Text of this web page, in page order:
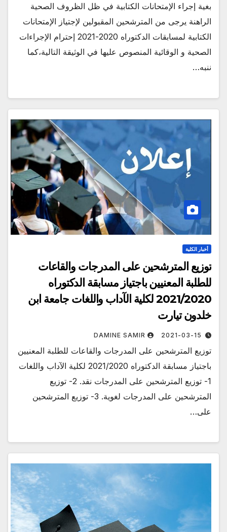
بغية إجراء الإمتحانات الكتابية في ظل الظروف الصحية
الراهنة يرجى من المترشحين المقبولين لإجتياز الإمتحانات
الكتابية لمسابقات الدكتوراه 2020-2021 إحترام الإجراءات
الصحية و الوقائية المنصوص عليها في الوثيقة التالية،كما
ننبه…
أخبار الكلية
توزيع المترشحين على المدرجات والقاعات
للطلبة المعنيين باجتياز مسابقة الدكتوراه
2021/2020 لكلية الآداب واللغات جامعة ابن
خلدون تيارت
2021-03-15
DAMINE SAMIR
توزيع المترشحين على المدرجات والقاعات للطلبة المعنيين
باجتياز مسابقة الدكتوراه 2021/2020 لكلية الآداب واللغات
1- توزيع المترشحين على المدرجات نقد. 2- توزيع
المترشحين على المدرجات لغوية. 3- توزيع المترشحين
على…